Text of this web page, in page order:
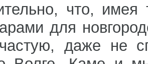
что, имея
для
даже не